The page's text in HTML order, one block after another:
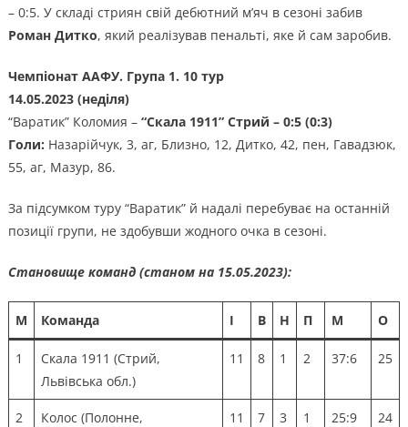
– 0:5. У складі стриян свій дебютний м’яч в сезоні забив
Роман Дитко, який реалізував пенальті, яке й сам заробив.
Чемпіонат ААФУ. Група 1. 10 тур
14.05.2023 (неділя)
“Варатик” Коломия – “Скала 1911” Стрий – 0:5 (0:3)
Голи: Назарійчук, 3, аг, Близно, 12, Дитко, 42, пен, Гавадзюк,
55, аг, Мазур, 86.
За підсумком туру “Варатик” й надалі перебуває на останній
позиції групи, не здобувши жодного очка в сезоні.
Становище команд (станом на 15.05.2023):
М Команда І В Н П М О
1
Скала 1911 (Стрий,
Львівська обл.)
11 8 1 2 37:6 25
2
Колос (Полонне,
11 7 3 1 25:9 24